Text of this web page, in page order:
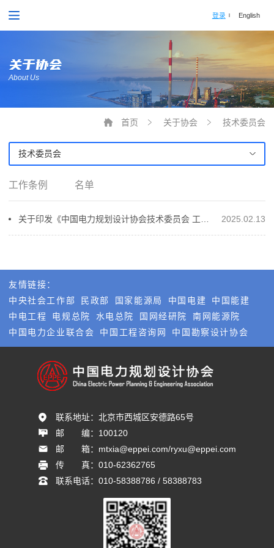
登录 English
关于协会
About Us
首页 关于协会 技术委员会
技术委员会
工作条例 名单
关于印发《中国电力规划设计协会技术委员会 工作条例》及成员名单的通知 2025.02.13
友情链接：
中央社会工作部
民政部 国家能源局 中国电建
中国能建
中电工程
电规总院 水电总院 国网经研院
南网能源院
中国电力企业联合会
中国工程咨询网 中国勘察设计协会
联系地址： 北京市西城区安德路65号
邮       编： 100120
邮       箱： mtxia@eppei.com/ryxu@eppei.com
传       真： 010-62362765
联系电话： 010-58388786 / 58388783